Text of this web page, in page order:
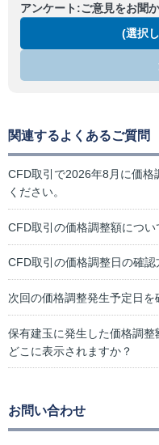
アンケート:ご意見をお聞
(選択
関連するよくあるご質問
CFD取引で2026年8月に価格
ください。
CFD取引の価格調整額につい
CFD取引の価格調整日の確認
次回の価格調整発生予定日
保有建玉に発生した価格調
どこに表示されますか？
お問い合わせ